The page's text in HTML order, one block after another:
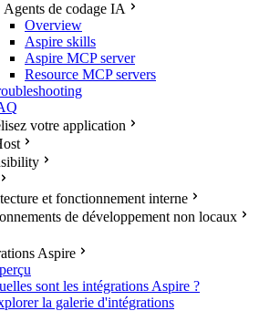
Agents de codage IA
Overview
Aspire skills
Aspire MCP server
Resource MCP servers
votre application
et fonctionnement interne
de développement non locaux
Aspire
sont les intégrations Aspire ?
la galerie d'intégrations